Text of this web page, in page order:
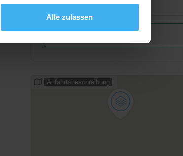
Alle zulassen
Anfahrtsbeschreibung